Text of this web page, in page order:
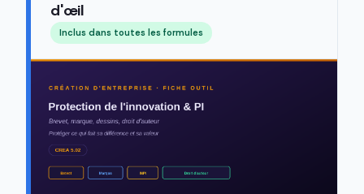
d'œil
Inclus dans toutes les formules